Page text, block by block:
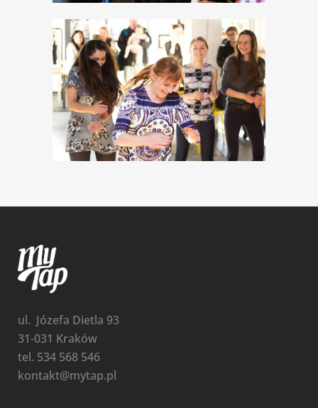
ul. Józefa Dietla 93
31-031 Kraków
tel. 534 568 546
kontakt@mytap.pl